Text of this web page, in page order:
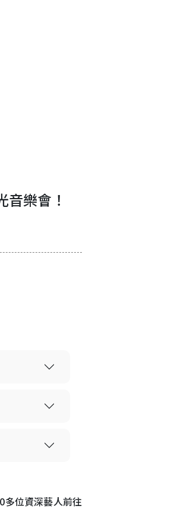
樂會！
多位資深藝人前往